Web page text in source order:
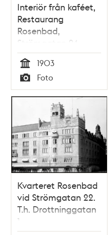
Interiör från kaféet,
Restaurang
Rosenbad,
Strömgatan 24
Tid
1903
Typ
Foto
Kvarteret Rosenbad
vid Strömgatan 22.
T.h. Drottninggatan
1